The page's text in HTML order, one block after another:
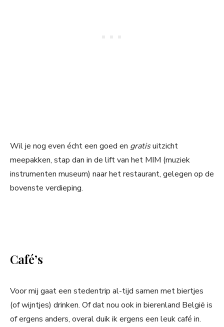
Wil je nog even écht een goed en gratisuitzicht
meepakken, stap dan in de lift van het MIM (muziek
instrumenten museum) naar het restaurant, gelegen op de
bovenste verdieping.
Café’s
Voor mij gaat een stedentrip al-tijd samen met biertjes
(of wijntjes) drinken. Of dat nou ook in bierenland België is
of ergens anders, overal duik ik ergens een leuk café in.